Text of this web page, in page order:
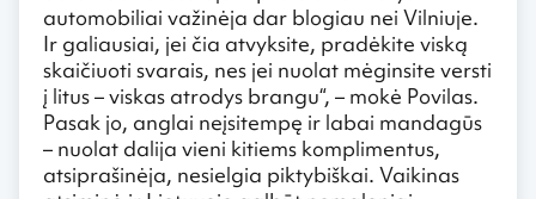
automobiliai važinėja dar blogiau nei Vilniuje.
Ir galiausiai, jei čia atvyksite, pradėkite viską
skaičiuoti svarais, nes jei nuolat mėginsite versti
į litus – viskas atrodys brangu“, – mokė Povilas.
Pasak jo, anglai neįsitempę ir labai mandagūs
– nuolat dalija vieni kitiems komplimentus,
atsiprašinėja, nesielgia piktybiškai. Vaikinas